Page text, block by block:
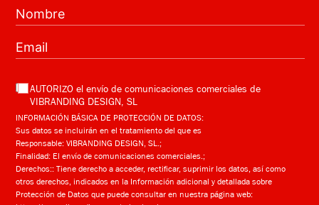
AUTORIZO el envío de comunicaciones comerciales de
VIBRANDING DESIGN, SL
INFORMACIÓN BÁSICA DE PROTECCIÓN DE DATOS:
Sus datos se incluirán en el tratamiento del que es
Responsable: VIBRANDING DESIGN, SL.;
Finalidad: El envío de comunicaciones comerciales.;
Derechos:: Tiene derecho a acceder, rectificar, suprimir los datos, así como
otros derechos, indicados en la Información adicional y detallada sobre
Protección de Datos que puede consultar en nuestra página web: